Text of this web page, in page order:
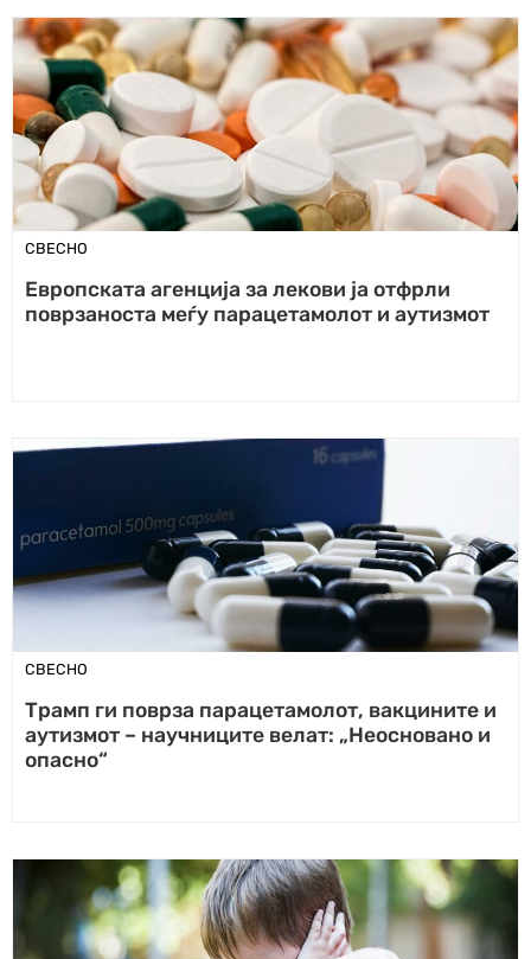
СВЕСНО
Европската агенција за лекови ја отфрли
поврзаноста меѓу парацетамолот и аутизмот
СВЕСНО
Трамп ги поврза парацетамолот, вакцините и
аутизмот – научниците велат: „Неосновано и
опасно“